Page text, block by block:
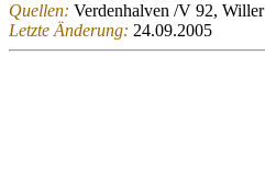
Quellen: Verdenhalven /V 92, Willer
Letzte Änderung: 24.09.2005